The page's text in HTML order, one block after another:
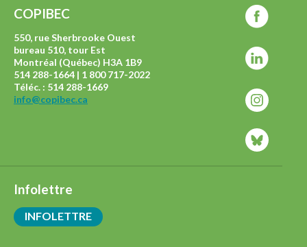
COPIBEC
550, rue Sherbrooke Ouest
bureau 510, tour Est
Montréal (Québec) H3A 1B9
514 288-1664 | 1 800 717-2022
Téléc. : 514 288-1669
info@copibec.ca
Infolettre
INFOLETTRE